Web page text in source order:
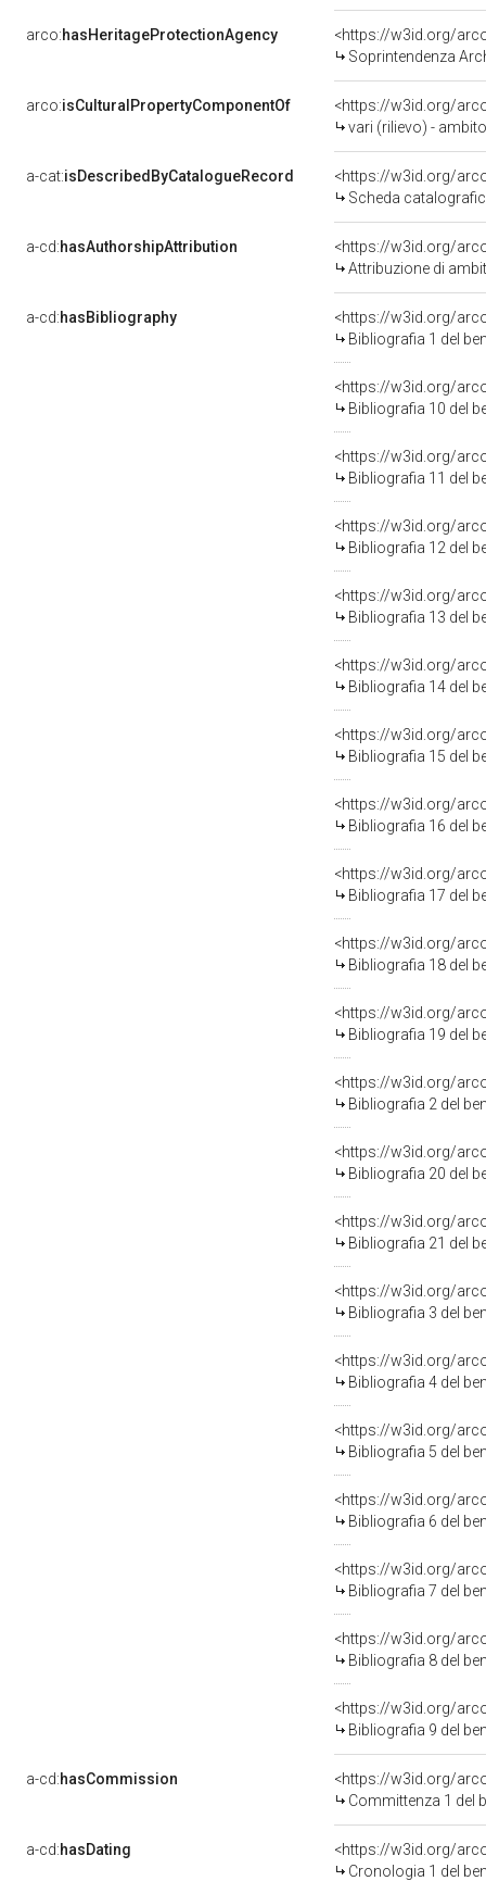
arco:hasHeritageProtectionAgency
<https://w3id.org/
Soprintendenza
arco:isCulturalPropertyComponentOf
<https://w3id.org/
vari (rilievo) -
a-cat:isDescribedByCatalogueRecord
<https://w3id.org/
Scheda
a-cd:hasAuthorshipAttribution
Attribuzione di
a-cd:hasBibliography
<https://w3id.org/
Bibliografia 1 del
<https://w3id.org/
Bibliografia 10 del
<https://w3id.org/
Bibliografia 11 del
<https://w3id.org/
Bibliografia 12 del
<https://w3id.org/
Bibliografia 13 del
<https://w3id.org/
Bibliografia 14 del
<https://w3id.org/
Bibliografia 15 del
<https://w3id.org/
Bibliografia 16 del
<https://w3id.org/
Bibliografia 17 del
<https://w3id.org/
Bibliografia 18 del
<https://w3id.org/
Bibliografia 19 del
<https://w3id.org/
Bibliografia 2 del
<https://w3id.org/
Bibliografia 20 del
<https://w3id.org/
Bibliografia 21 del
<https://w3id.org/
Bibliografia 3 del
<https://w3id.org/
Bibliografia 4 del
<https://w3id.org/
Bibliografia 5 del
<https://w3id.org/
Bibliografia 6 del
<https://w3id.org/
Bibliografia 7 del
<https://w3id.org/
Bibliografia 8 del
<https://w3id.org/
Bibliografia 9 del
a-cd:hasCommission
<https://w3id.org/
Committenza 1 del
a-cd:hasDating
<https://w3id.org/
Cronologia 1 del